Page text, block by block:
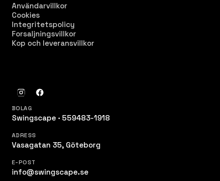
Användarvillkor
Cookies
Integritetspolicy
Forsaljningsvillkor
Kop och leveransvillkor
BOLAG
Swingscape · 559483-1918
ADRESS
Vasagatan 35, Göteborg
E-POST
info@swingscape.se